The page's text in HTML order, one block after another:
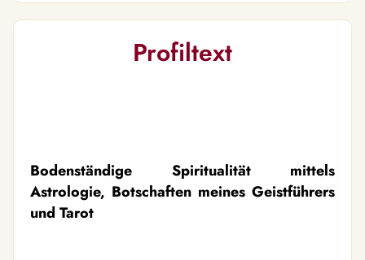
Profiltext
Bodenständige Spiritualität mittels
Astrologie, Botschaften meines Geistführers
und Tarot